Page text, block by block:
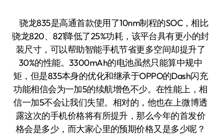
骁龙835是高通首款使用了10nm制程的SOC，相比
骁龙820、821降低了25%功耗，该平台具有更小的封
装尺寸，可以帮助智能手机节省更多空间却提升了
30%的性能。3300mAh的电池虽然只能算中规中
矩，但是835本身的优化和继承于OPPO的Dash闪充
功能相信会为一加5的续航增色不少。在性能上，相
信一加5不会让我们失望。相对的，他也在上微博透
露这次的手机价格将有所提升，那么今年的首发价
格会是多少，而大家心里的预期价格又是多少呢？